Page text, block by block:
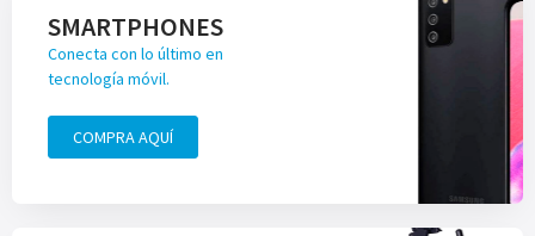
SMARTPHONES
Conecta con lo último en
tecnología móvil.
COMPRA AQUÍ